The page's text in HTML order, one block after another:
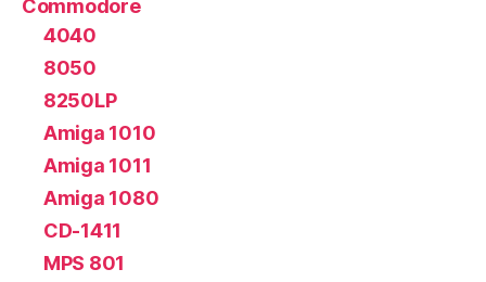
Commodore
4040
8050
8250LP
Amiga 1010
Amiga 1011
Amiga 1080
CD-1411
MPS 801